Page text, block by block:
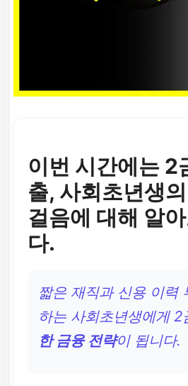
이번 시간에는 2
출, 사회초년생
걸음에 대해 알
다.
짧은 재직과 신용 이력
하는 사회초년생에게 2
한 금융 전략이 됩니다.